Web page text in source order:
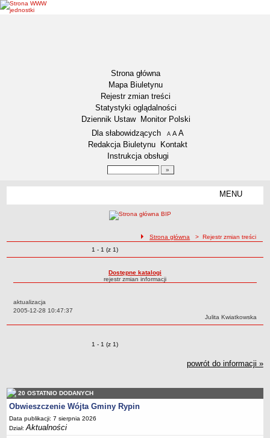
Strona główna
Mapa Biuletynu
Rejestr zmian treści
Statystyki oglądalności
Dziennik Ustaw
Monitor Polski
Menu dodatkowe
Dla słabowidzących A pomniejsz czcionkę
A standardowy rozmiar czcionki
A
Redakcja Biuletynu
Kontakt
Instrukcja obsługi
MENU
Dane statystyczne
Zadania publiczne
Związki i stowarzyszenia
Rejestr zbiorów danych osobowych
AKTUALNOŚCI I OGŁOSZENIA
URZĄD GMINY
Dane teleadresowe
Tabela informacyjna
ścieżka nawigacji
Strona główna > Rejestr zmian treści
Zmiany o pozycjach
1 - 1 (z 1)
Dostępne katalogi
rejestr zmian informacji
aktualizacja
Data:
2005-12-28 10:47:37
Autor:
Julita Kwiatkowska
Zmiany o pozycjach
1 - 1 (z 1)
powrót do informacji »
20 OSTATNIO DODANYCH
Obwieszczenie Wójta Gminy Rypin
Data publikacji: 7 sierpnia 2026
Dział:Aktualności